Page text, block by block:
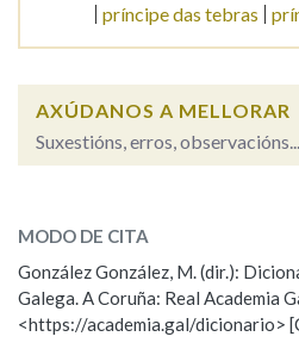
Marcas gramaticais
Pertence a
príncipe das tebras
AXÚDANOS A MELLORAR
Suxestións, erros, observacións...
ESCOLLE UNHA OPCIÓN:
Observación Hai un
Propoño mellorar a definición
MODO DE CITA
González González, M. (dir.):
Galega. A Coruña: Real Academia
<https://academia.gal/dicionario>